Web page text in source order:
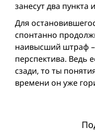
занесут два
Для
спонтанно
наивысший штраф
перспектива. Ведь
сзади, то ты
времени он уже